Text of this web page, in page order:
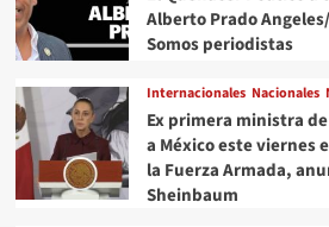
Alberto Prado
Somos periodistas
Internacionales Nacionales
Ex primera ministra
a México este viernes
la Fuerza Armada,
Sheinbaum